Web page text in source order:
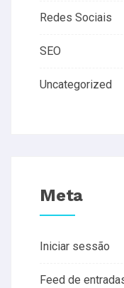
Redes Sociais
SEO
Uncategorized
Meta
Iniciar sessão
Feed de